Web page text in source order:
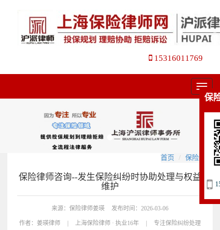
15316011769
菜
单
首页 保险纠纷
保险律师咨询--发生保险纠纷时协助处理与权益
维护
来源：保险律师姜瑛 发布时间：2026-03-06
作者： 姜瑛律师 | 上海保险律师 · 执业16年 | 专注保险纠纷处理
保